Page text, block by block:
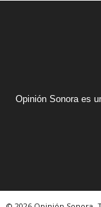
Opinión Sonora es